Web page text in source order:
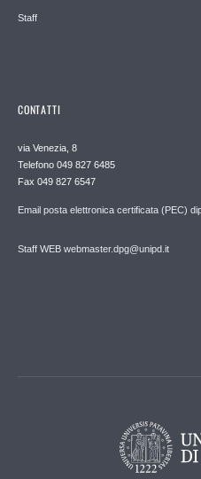
Staff
CONTATTI
via Venezia, 8
Telefono 049 827 6485
Fax 049 827 6547
Email posta elettronica certificata (PEC)
Staff WEB webmaster.dpg@unipd.it